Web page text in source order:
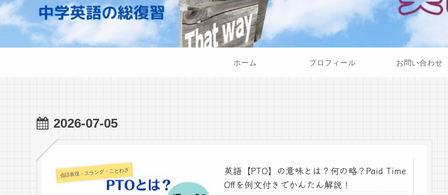
ホーム プロフィール お問い合わせ
2026-07-05
会話表現・スラング・ことわざ
英語【PTO】の意味とは？何の略？Paid Time
Offを例文付きでかんたん解説！